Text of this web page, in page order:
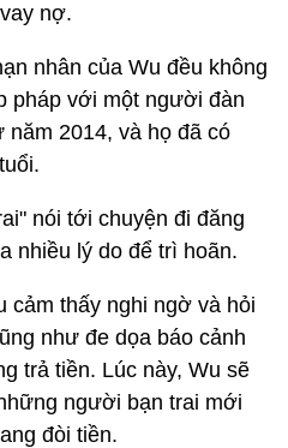
nợ.
nhân của Wu đều không
pháp với một người đàn
năm 2014, và họ đã có
nói tới chuyện đi đăng
nhiều lý do để trì hoãn.
cảm thấy nghi ngờ và hỏi
như đe dọa báo cảnh
trả tiền. Lúc này, Wu sẽ
người bạn trai mới
đòi tiền.